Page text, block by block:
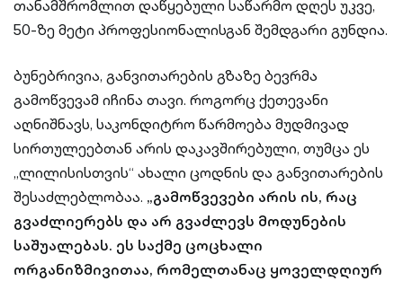
თანამშრომლით დაწყებული საწარმო დღეს უკვე,
50-ზე მეტი პროფესიონალისგან შემდგარი გუნდია.
ბუნებრივია, განვითარების გზაზე ბევრმა
გამოწვევამ იჩინა თავი. როგორც ქეთევანი
აღნიშნავს, საკონდიტრო წარმოება მუდმივად
სირთულეებთან არის დაკავშირებული, თუმცა ეს
„ლილისისთვის“ ახალი ცოდნის და განვითარების
შესაძლებლობაა. „გამოწვევები არის ის, რაც
გვაძლიერებს და არ გვაძლევს მოდუნების
საშუალებას. ეს საქმე ცოცხალი
ორგანიზმივითაა, რომელთანაც ყოველდღიურ